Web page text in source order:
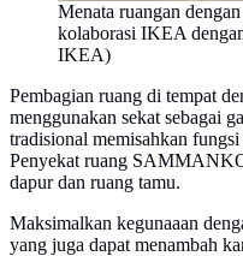
Menata ruangan
kolaborasi IKEA
IKEA)
Pembagian ruang di tempat
menggunakan sekat sebagai
tradisional memisahkan
Penyekat ruang
dapur dan ruang tamu.
Maksimalkan kegunaaan
yang juga dapat menambah